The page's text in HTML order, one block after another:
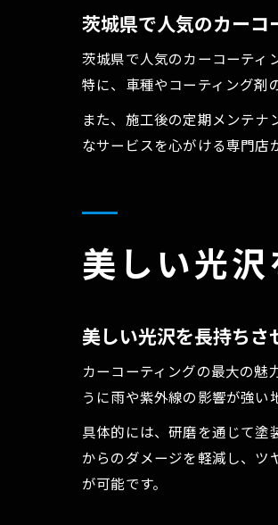
茨城県で人気のカーコ
茨城県で人気のカーコーティ
特に、車種やコーティング剤
また、施工後の定期メンテナ
なサービスを心がける専門店
美しい光
美しい光沢を長持ち
カーコーティングの最大の魅
うに雨や紫外線の影響が強い
具体的には、研磨を通じて塗
からのダメージを軽減し、ツ
が可能です。